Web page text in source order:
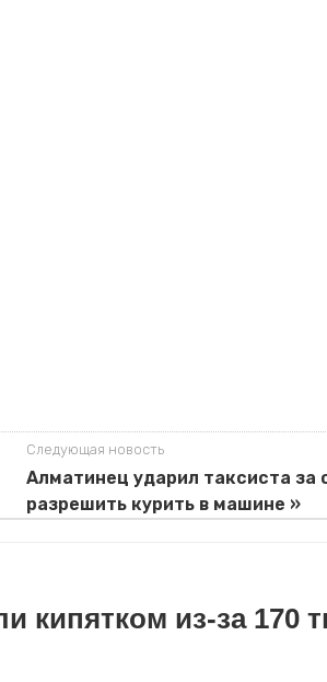
Следующая новость
Алматинец ударил таксиста за
разрешить курить в машине »